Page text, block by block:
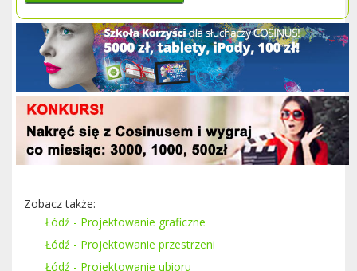
Zobacz także:
Łódź - Projektowanie graficzne
Łódź - Projektowanie przestrzeni
Łódź - Projektowanie ubioru